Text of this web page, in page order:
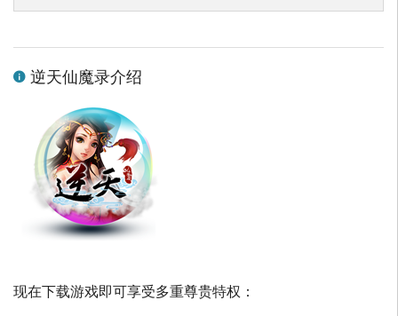
逆天仙魔录介绍
现在下载游戏即可享受多重尊贵特权：